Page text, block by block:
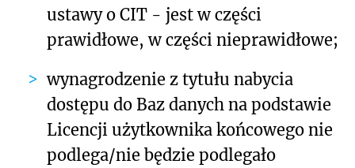
ustawy o CIT - jest w części
prawidłowe, w części nieprawidłowe;
wynagrodzenie z tytułu nabycia
dostępu do Baz danych na podstawie
Licencji użytkownika końcowego nie
podlega/nie będzie podlegało